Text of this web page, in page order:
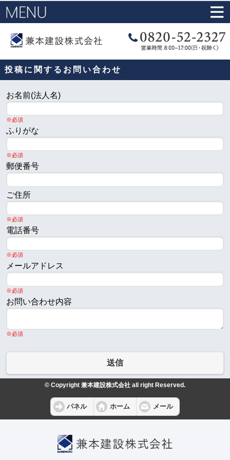
投稿に関するお問い合わせ
お名前(法人名)
※必須
ふりがな
※必須
郵便番号
ご住所
※必須
電話番号
※必須
メールアドレス
※必須
お問い合わせ内容
※必須
送信
© Copyright 兼本建設株式会社 all right Reserved.
パネル ホーム メール